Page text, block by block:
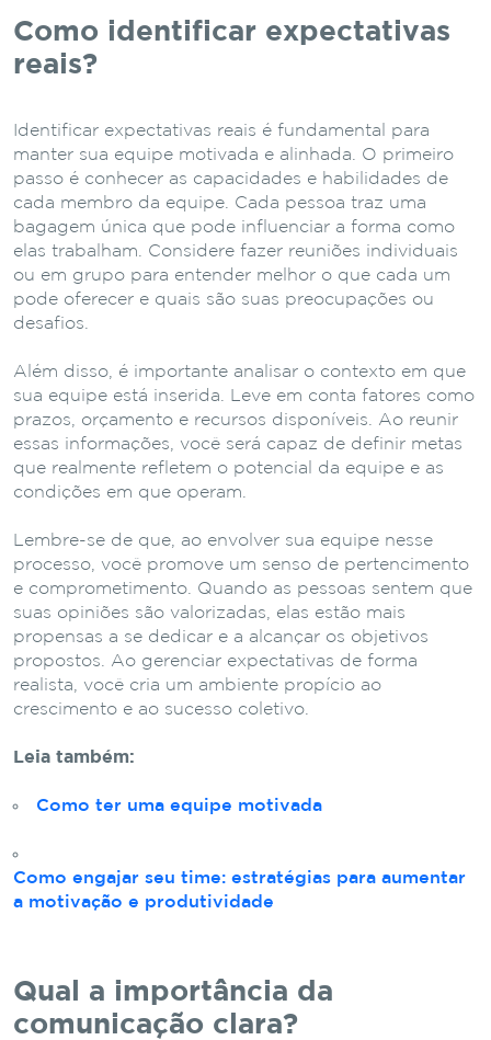
Como identificar expectativas
reais?
Identificar expectativas reais é fundamental para
manter sua equipe motivada e alinhada. O primeiro
passo é conhecer as capacidades e habilidades de
cada membro da equipe. Cada pessoa traz uma
bagagem única que pode influenciar a forma como
elas trabalham. Considere fazer reuniões individuais
ou em grupo para entender melhor o que cada um
pode oferecer e quais são suas preocupações ou
desafios.
Além disso, é importante analisar o contexto em que
sua equipe está inserida. Leve em conta fatores como
prazos, orçamento e recursos disponíveis. Ao reunir
essas informações, você será capaz de definir metas
que realmente refletem o potencial da equipe e as
condições em que operam.
Lembre-se de que, ao envolver sua equipe nesse
processo, você promove um senso de pertencimento
e comprometimento. Quando as pessoas sentem que
suas opiniões são valorizadas, elas estão mais
propensas a se dedicar e a alcançar os objetivos
propostos. Ao gerenciar expectativas de forma
realista, você cria um ambiente propício ao
crescimento e ao sucesso coletivo.
Leia também:
Como ter uma equipe motivada
Como engajar seu time: estratégias para aumentar
a motivação e produtividade
Qual a importância da
comunicação clara?